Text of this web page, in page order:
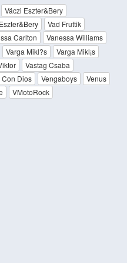
Váczi Eszter&Bery
Vad Fruttik
Carlton
Vanessa Williams
Varga Mikl?s
Varga Mikl¡s
Vastag Csaba
Con Dios Vengaboys
Venus
VMotoRock